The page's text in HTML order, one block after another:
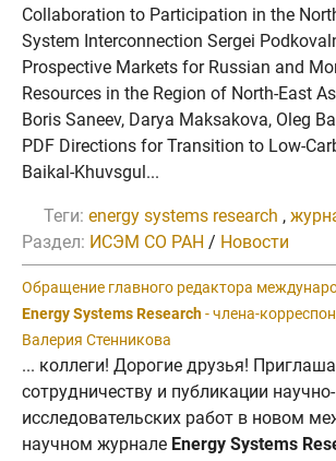
Collaboration to Participation in the
System Interconnection Sergei
Prospective Markets for Russian and
Resources in the Region of North-East
Boris Saneev, Darya Maksakova, Oleg
PDF Directions for Transition to Low-
Baikal-Khuvsgul...
Теги: energy systems research ,
Раздел: ИСЭМ СО РАН / Новости
Обращение главного редактора
Energy Systems Research- члена-
Валерия Стенникова
... коллеги! Дорогие друзья!
сотрудничеству и публикации научно-
исследовательских работ в новом
научном журнале Energy Systems